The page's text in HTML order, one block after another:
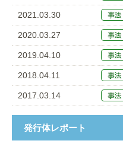
2021.03.30
2020.03.27
2019.04.10
2018.04.11
2017.03.14
発行体レポート